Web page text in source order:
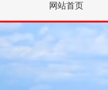
网站首页